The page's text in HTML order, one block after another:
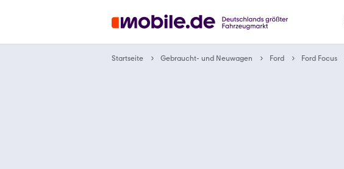
Startseite Gebraucht- und Neuwagen Ford Ford Focus